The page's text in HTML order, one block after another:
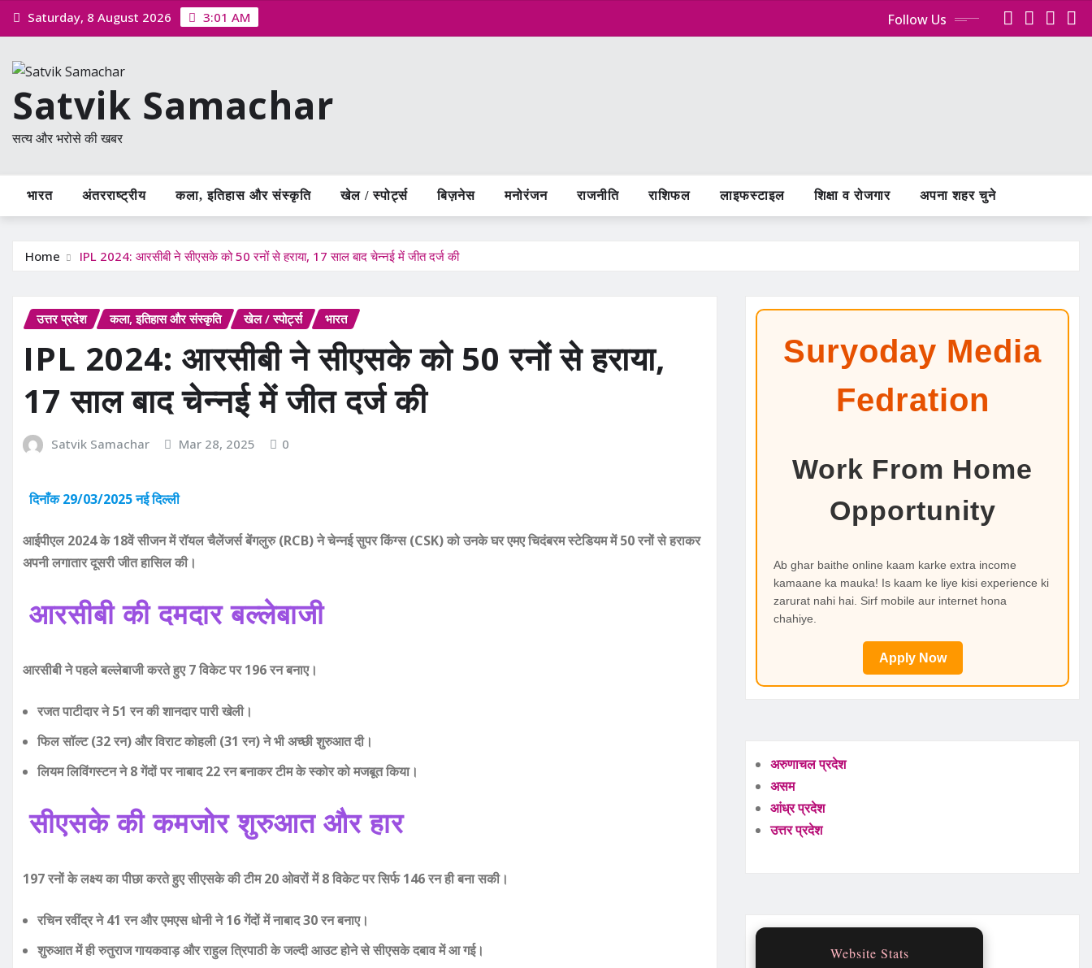
Skip Saturday, 8 August 2026 3:01 AM Follow Us
Satvik Samachar
सत्य और भरोसे की खबर
भारत अंतरराष्ट्रीय कला, इतिहास और संस्कृति खेल / स्पोर्ट्स बिज़नेस मनोरंजन राजनीति राशिफल लाइफस्टाइल शिक्षा व रोजगार अपना शहर चुने
Home IPL 2024: आरसीबी ने सीएसके को 50 रनों से हराया, 17 साल बाद चेन्नई में जीत दर्ज की
उत्तर प्रदेश कला, इतिहास और संस्कृति खेल / स्पोर्ट्स भारत
IPL 2024: आरसीबी ने सीएसके को 50 रनों से हराया,
17 साल बाद चेन्नई में जीत दर्ज की
Satvik Samachar Mar 28, 2025 0
दिनाँक 29/03/2025 नई दिल्ली
आईपीएल 2024 के 18वें सीजन में रॉयल चैलेंजर्स बेंगलुरु (RCB) ने चेन्नई सुपर किंग्स (CSK) को उनके घर एमए चिदंबरम स्टेडियम में 50 रनों से हराकर
अपनी लगातार दूसरी जीत हासिल की।
आरसीबी की दमदार बल्लेबाजी
आरसीबी ने पहले बल्लेबाजी करते हुए 7 विकेट पर 196 रन बनाए।
रजत पाटीदार ने 51 रन की शानदार पारी खेली।
फिल सॉल्ट (32 रन) और विराट कोहली (31 रन) ने भी अच्छी शुरुआत दी।
लियम लिविंगस्टन ने 8 गेंदों पर नाबाद 22 रन बनाकर टीम के स्कोर को मजबूत किया।
सीएसके की कमजोर शुरुआत और हार
197 रनों के लक्ष्य का पीछा करते हुए सीएसके की टीम 20 ओवरों में 8 विकेट पर सिर्फ 146 रन ही बना सकी।
रचिन रवींद्र ने 41 रन और एमएस धोनी ने 16 गेंदों में नाबाद 30 रन बनाए।
शुरुआत में ही रुतुराज गायकवाड़ और राहुल त्रिपाठी के जल्दी आउट होने से सीएसके दबाव में आ गई।
Suryoday Media
Fedration
Work From Home
Opportunity
Ab ghar baithe online kaam karke extra income
kamaane ka mauka! Is kaam ke liye kisi experience ki
zarurat nahi hai. Sirf mobile aur internet hona
chahiye.
Apply Now
अरुणाचल प्रदेश
असम
आंध्र प्रदेश
उत्तर प्रदेश
Website Stats